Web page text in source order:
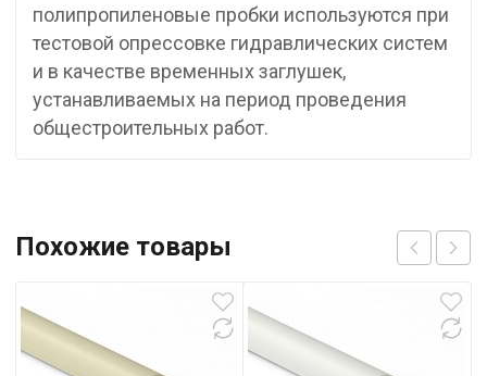
полипропиленовые пробки используются при
тестовой опрессовке гидравлических систем
и в качестве временных заглушек,
устанавливаемых на период проведения
общестроительных работ.
Похожие товары